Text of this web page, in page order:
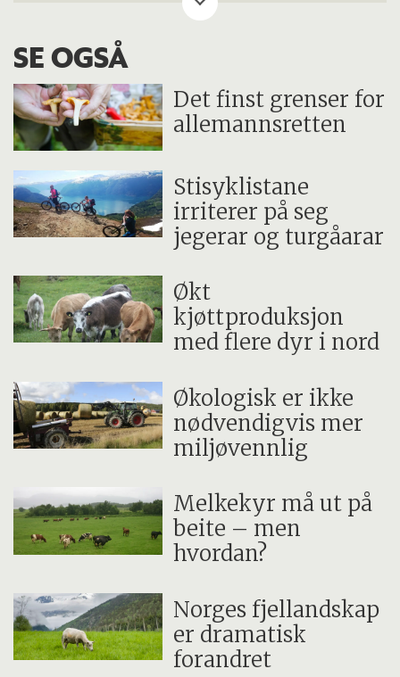
fly- og satellittbilder, dataforvaltning, -
analyse og - bearbeiding utgjør avdelingens
kjernekompetanse.
Under fagområdet «Utmark» kartlegges
arealressurser og arealbruk i utmark.
Informasjonen bearbeides og formidles som
kart og statistikk, og gir kunnskapsgrunnlag
for økt lønnsomhet i utmarksnæringa.
Kunnskapen bidrar og til god forvalting av
utmarksarealene i et langsiktig perspektiv.
SE OGSÅ
Det finst grenser for
allemannsretten
Stisyklistane
irriterer på seg
jegerar og turgåarar
Økt
kjøttproduksjon
med flere dyr i nord
Økologisk er ikke
nødvendigvis mer
miljøvennlig
Melkekyr må ut på
beite – men
hvordan?
Norges fjellandskap
er dramatisk
forandret